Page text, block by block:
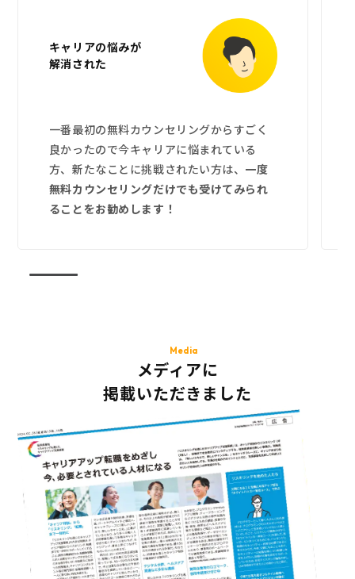
キャリアの悩みが
解消された
一番最初の無料カウンセリングからすごく
良かったので今キャリアに悩まれている
方、新たなことに挑戦されたい方は、 一度
無料カウンセリングだけでも受けてみられ
ることをお勧めします！
Media
メディアに
掲載いただきました